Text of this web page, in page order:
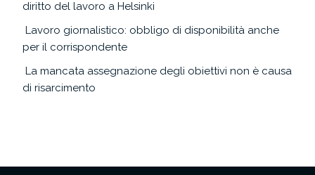
diritto del lavoro a Helsinki
Lavoro giornalistico: obbligo di disponibilità anche
per il corrispondente
La mancata assegnazione degli obiettivi non è causa
di risarcimento